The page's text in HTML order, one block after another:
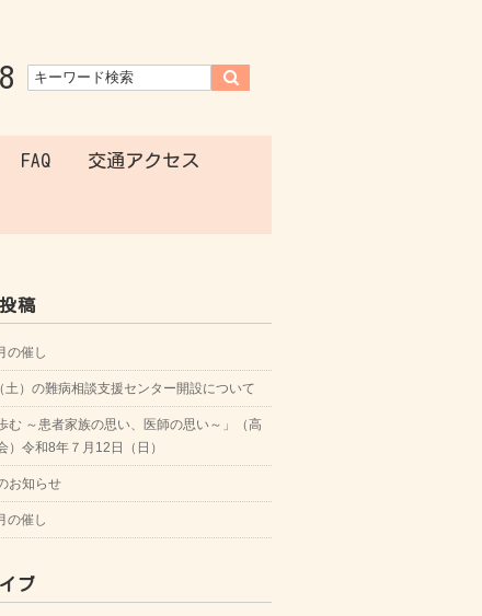
FAQ 交通アクセス
稿
の催し
土）の難病相談支援センター開設について
む ～患者家族の思い、医師の思い～」（高
）令和8年７月12日（日）
お知らせ
の催し
ブ